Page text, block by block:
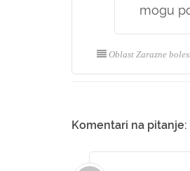
mogu
Oblast Zarazne
Komentari na pitanje: